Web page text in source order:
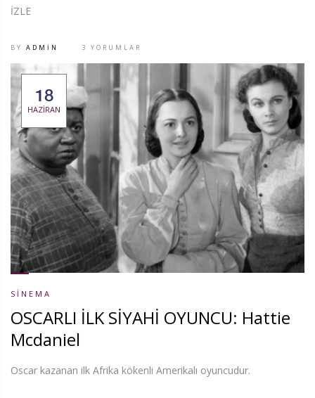
İZLE
BY ADMIN 3 YORUMLAR
18
HAZIRAN
SINEMA
OSCARLI İLK SİYAHİ OYUNCU: Hattie
Mcdaniel
Oscar kazanan ilk Afrika kökenli Amerikalı oyuncudur.